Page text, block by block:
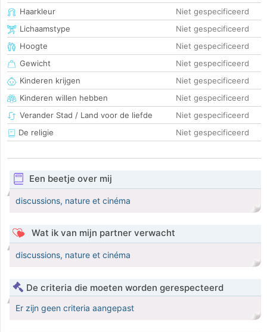
Haarkleur
Niet gespecificeerd
Lichaamstype
Niet gespecificeerd
Hoogte
Niet gespecificeerd
Gewicht
Niet gespecificeerd
Kinderen krijgen
Niet gespecificeerd
Kinderen willen hebben
Niet gespecificeerd
Verander Stad / Land voor de liefde
Niet gespecificeerd
De religie
Niet gespecificeerd
Een beetje over mij
discussions, nature et cinéma
Wat ik van mijn partner verwacht
discussions, nature et cinéma
De criteria die moeten worden gerespecteerd
Er zijn geen criteria aangepast